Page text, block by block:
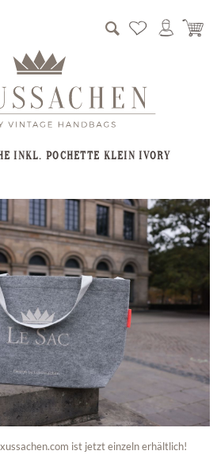
INKL. POCHETTE KLEIN IVORY
ist jetzt einzeln erhältlich!